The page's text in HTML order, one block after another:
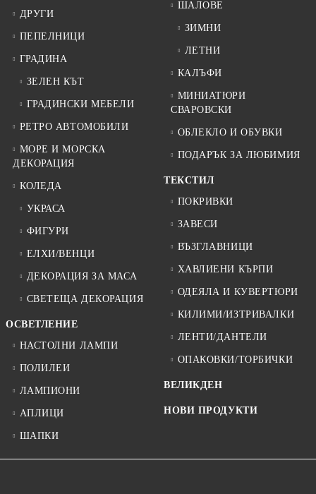
ДРУГИ
ПЕПЕЛНИЦИ
ГРАДИНА
ЗЕЛЕН КЪТ
ГРАДИНСКИ МЕБЕЛИ
РЕТРО АВТОМОБИЛИ
МОРЕ И МОРСКА
ДЕКОРАЦИЯ
КОЛЕДА
УКРАСА
ФИГУРИ
ЕЛХИ/ВЕНЦИ
ДЕКОРАЦИЯ ЗА МАСА
СВЕТЕЩА ДЕКОРАЦИЯ
ОСВЕТЛЕНИЕ
НАСТОЛНИ ЛАМПИ
ПОЛИЛЕИ
ЛАМПИОНИ
АПЛИЦИ
ШАПКИ
ШАЛОВЕ
ЗИМНИ
ЛЕТНИ
КАЛЪФИ
МИНИАТЮРИ
СВАРОВСКИ
ОБЛЕКЛО И ОБУВКИ
ПОДАРЪК ЗА ЛЮБИМИЯ
ТЕКСТИЛ
ПОКРИВКИ
ЗАВЕСИ
ВЪЗГЛАВНИЦИ
ХАВЛИЕНИ КЪРПИ
ОДЕЯЛА И КУВЕРТЮРИ
КИЛИМИ/ИЗТРИВАЛКИ
ЛЕНТИ/ДАНТЕЛИ
ОПАКОВКИ/ТОРБИЧКИ
ВЕЛИКДЕН
НОВИ ПРОДУКТИ